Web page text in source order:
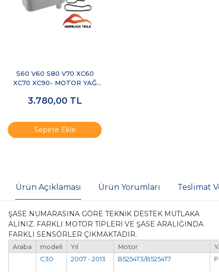
S60 V60 S80 V70 XC60
XC70 XC90- MOTOR YAĞ
3.780,00 TL
Sepete Ekle
Ürün Açıklaması Ürün Yorumları Teslimat
ŞASE NUMARASINA GÖRE TEKNİK DESTEK MUTLAKA
ALINIZ. FARKLI MOTOR TİPLERİ VE ŞASE ARALIĞINDA
FARKLI SENSÖRLER ÇIKMAKTADIR.
Araba modeli Yıl Motor
C30
2007 - 2013 B5254T3/B5254T7